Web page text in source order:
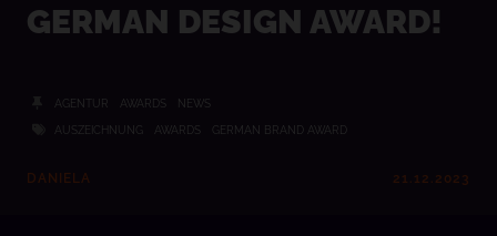
GERMAN DESIGN AWARD!
AGENTUR AWARDS NEWS
AUSZEICHNUNG AWARDS GERMAN BRAND AWARD
DANIELA 21.12.2023